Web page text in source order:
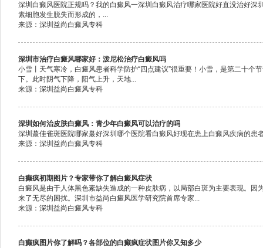
深圳白癜风医院正规吗？我的白癜风一深圳白癜风治疗哪家医院好直没治好深
素细胞发生脱失而形成的，...
来源：深圳益尚白癜风专科
深圳市治疗白癜风哪家好：泼尼松治疗白癜风吗
小雪丨天气寒冷，白癜风患者科学防护“四点建议”很重要！小雪，是第二十个
下。此时阴气下降，阳气上升，天地...
来源：深圳益尚白癜风专科
深圳如何治皮肤白癜风：青少年白癜风可以治疗的吗
深圳蕞佳雀斑医院哪家蕞好深圳哪个医院看白癜风好现在患上白癜风疾病的患
来源：深圳益尚白癜风专科
白癫疯初期图片？专家带你了解白癜风症状
白癜风是由于人体黑色素缺失造成的一种皮肤病，以局部白斑为主要表现。因
来了无尽的困扰。深圳市益尚白癜风医学研究院首席专家...
来源：深圳益尚白癜风专科
白癫疯图片你了解吗？各部位的白癫疯症状图片你又知多少